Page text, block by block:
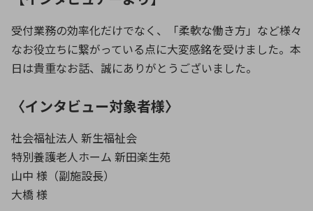
受付業務の効率化だけでなく、「柔軟な働き方」など様々
なお役立ちに繋がっている点に大変感銘を受けました。本
日は貴重なお話、誠にありがとうございました。
〈インタビュー対象者様〉
社会福祉法人 新生福祉会
特別養護老人ホーム 新田楽生苑
山中 様（副施設長）
大橋 様